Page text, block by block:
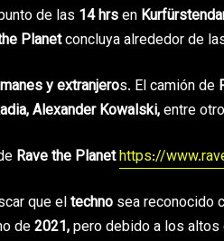
de las 14 hrsen
Planetconcluya alrededor de
y extranjeros. El camión de
Alexander Kowalski,entre
Rave the Planethttps://
que eltechno sea reconocido
de2021,pero debido a los